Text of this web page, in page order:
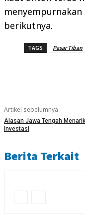
berikutnya.
TAGS Pasar Tiban
Artikel sebelumnya
Alasan Jawa Tengah
Investasi
Berita Terkait